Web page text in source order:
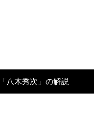
「八木秀次」の解説